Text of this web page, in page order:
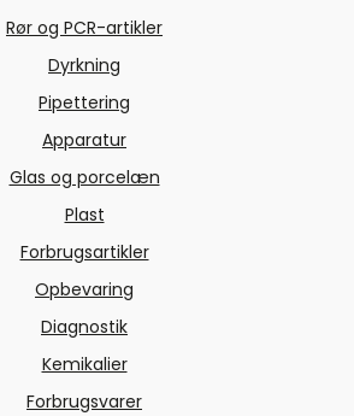
Rør og PCR-artikler
Dyrkning
Pipettering
Apparatur
Glas og porcelæn
Plast
Forbrugsartikler
Opbevaring
Diagnostik
Kemikalier
Forbrugsvarer